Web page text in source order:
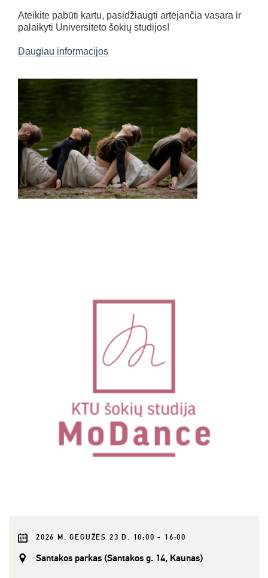
Ateikite pabūti kartu, pasidžiaugti artėjančia vasara ir
palaikyti Universiteto šokių studijos!
Daugiau informacijos
2026 M. GEGUŽĖS 23 D. 10:00 - 16:00
Santakos parkas (Santakos g. 14, Kaunas)